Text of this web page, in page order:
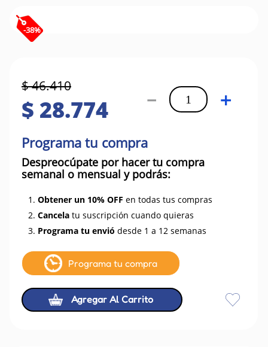
-38%
$46.410
$ 28.774 ＋
－
Programa tu compra
Despreocúpate por hacer tu compra
semanal o mensual y podrás:
1. Obtener un 10% OFF en todas tus compras
2. Cancela tu suscripción cuando quieras
3. Programa tu envió desde 1 a 12 semanas
Programa tu compra
Agregar Al Carrito